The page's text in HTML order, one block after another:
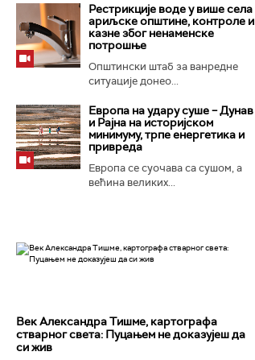
Рестрикције воде у више села
ариљске општине, контроле и
казне због ненаменске
потрошње
Општински штаб за ванредне
ситуације донео...
Европа на удару суше – Дунав
и Рајна на историјском
минимуму, трпе енергетика и
привреда
Европа се суочава са сушом, а
већина великих...
Век Александра Тишме, картографа
стварног света: Пуцањем не доказујеш да
си жив